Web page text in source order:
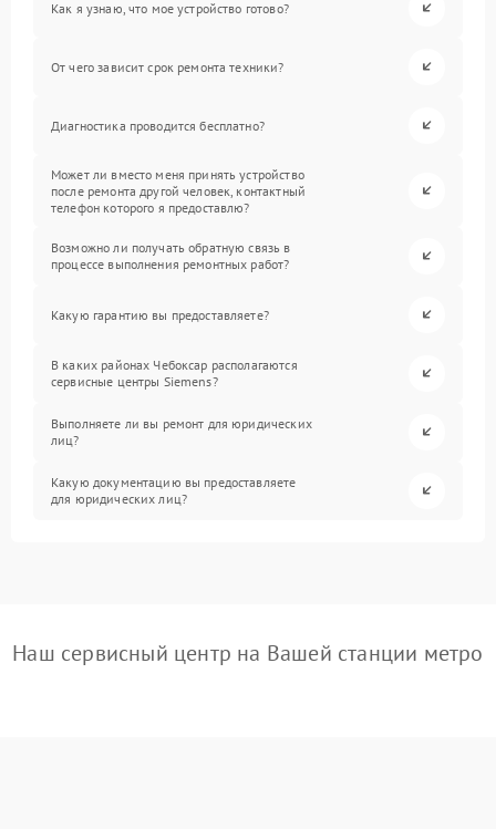
Как я узнаю, что мое устройство готово?
От чего зависит срок ремонта техники?
Диагностика проводится бесплатно?
Может ли вместо меня принять устройство
после ремонта другой человек, контактный
телефон которого я предоставлю?
Возможно ли получать обратную связь в
процессе выполнения ремонтных работ?
Какую гарантию вы предоставляете?
В каких районах Чебоксар располагаются
сервисные центры Siemens?
Выполняете ли вы ремонт для юридических
лиц?
Какую документацию вы предоставляете
для юридических лиц?
Наш сервисный центр на Вашей станции метро